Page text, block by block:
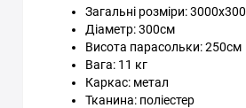
Загальні розміри:
Діаметр: 300см
Висота парасольки: 250см
Вага: 11 кг
Каркас: метал
Тканина: поліестер